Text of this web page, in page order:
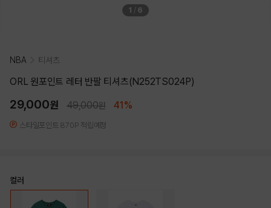
1 / 6
NBA 티셔츠
ORL 원포인트 레터 반팔 티셔츠(N252TS024P)
29,000원 49,000원 41%
스타일포인트 870P 적립예정
컬러